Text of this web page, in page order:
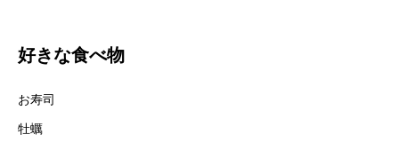
好きな食べ物
お寿司
牡蠣